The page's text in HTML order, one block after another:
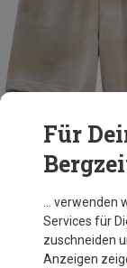
Du sparst 29%
Für
… verwenden
Services für
zuschneiden
Anzeigen